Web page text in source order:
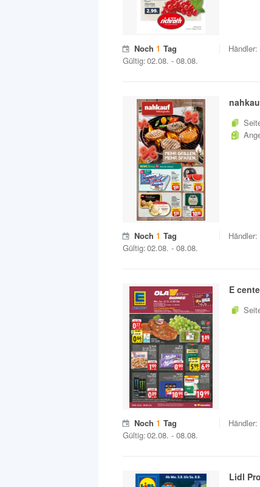
Noch 1 Tag
Gültig:02.08. - 08.08.
Händler:
Noch 1 Tag
Gültig:02.08. - 08.08.
Händler:
E
Noch 1 Tag
Gültig:02.08. - 08.08.
Händler:
Lidl